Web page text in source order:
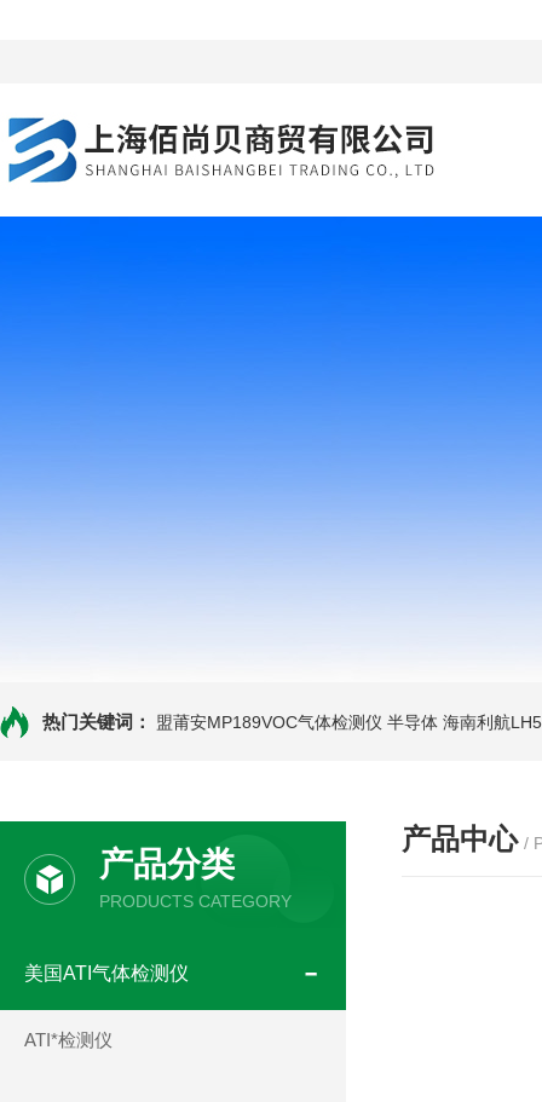
热门关键词： 盟莆安MP189VOC气体检测仪 半导体 海南利航
产品分类
PRODUCTS CATEGORY
美国ATI气体检测仪
ATI*检测仪
产品中心 /